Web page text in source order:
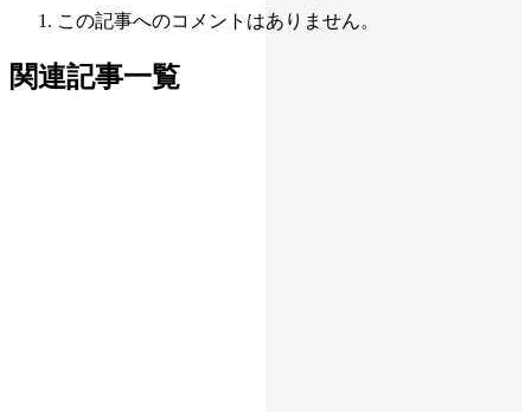
この記事へのコメントはありません。
関連記事一覧